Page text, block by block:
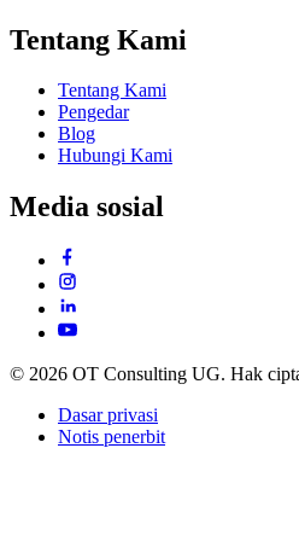
Tentang Kami
Tentang Kami
Pengedar
Blog
Hubungi Kami
Media sosial
© 2026 OT Consulting UG. Hak
Dasar privasi
Notis penerbit